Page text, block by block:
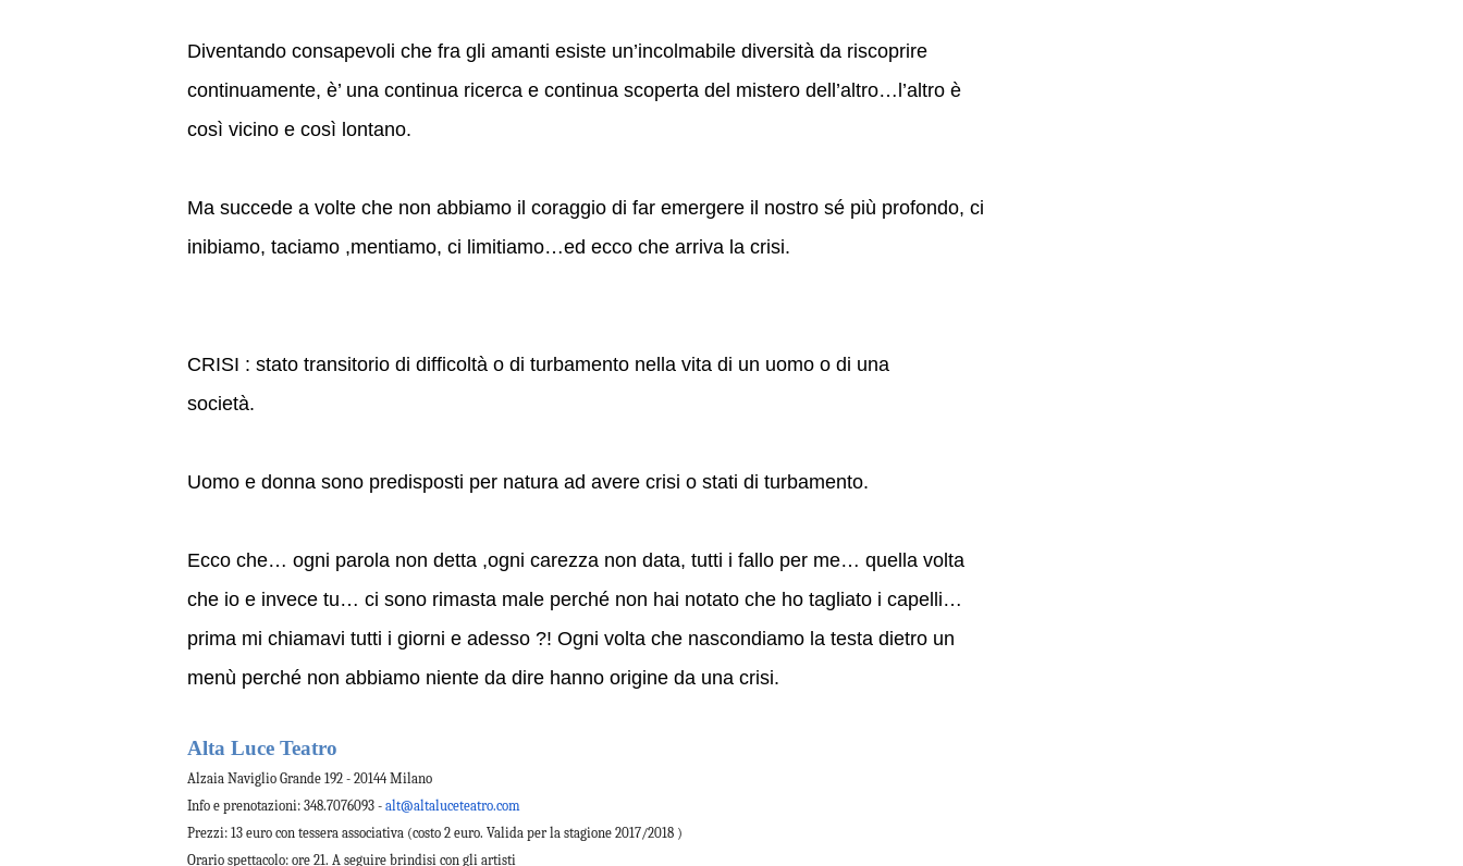
Diventando consapevoli che fra gli amanti esiste un’incolmabile diversità da riscoprire
continuamente, è’ una continua ricerca e continua scoperta del mistero dell’altro…l’altro è
così vicino e così lontano.
Ma succede a volte che non abbiamo il coraggio di far emergere il nostro sé più profondo, ci
inibiamo, taciamo ,mentiamo, ci limitiamo…ed ecco che arriva la crisi.
CRISI : stato transitorio di difficoltà o di turbamento nella vita di un uomo o di una
società.
Uomo e donna sono predisposti per natura ad avere crisi o stati di turbamento.
Ecco che… ogni parola non detta ,ogni carezza non data, tutti i fallo per me… quella volta
che io e invece tu… ci sono rimasta male perché non hai notato che ho tagliato i capelli…
prima mi chiamavi tutti i giorni e adesso ?! Ogni volta che nascondiamo la testa dietro un
menù perché non abbiamo niente da dire hanno origine da una crisi.
Alta Luce Teatro
Alzaia Naviglio Grande 192 - 20144 Milano
Info e prenotazioni: 348.7076093 - alt@altaluceteatro.com
Prezzi: 13 euro con tessera associativa (costo 2 euro. Valida per la stagione 2017/2018 )
Orario spettacolo: ore 21. A seguire brindisi con gli artisti